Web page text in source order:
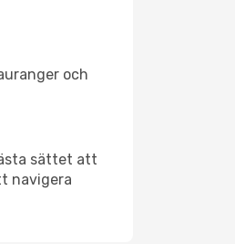
och
sättet att
navigera